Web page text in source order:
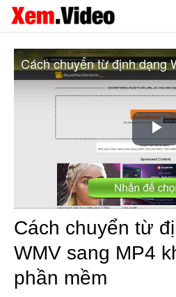
Cách chuyển từ
WMV sang MP4
phần mềm